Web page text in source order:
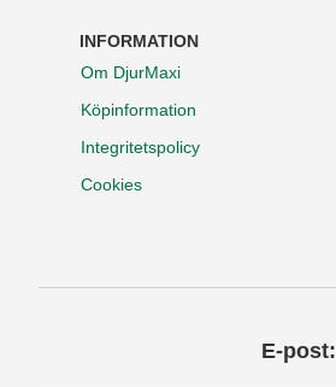
INFORMATION
Om DjurMaxi
Köpinformation
Integritetspolicy
Cookies
E-post: